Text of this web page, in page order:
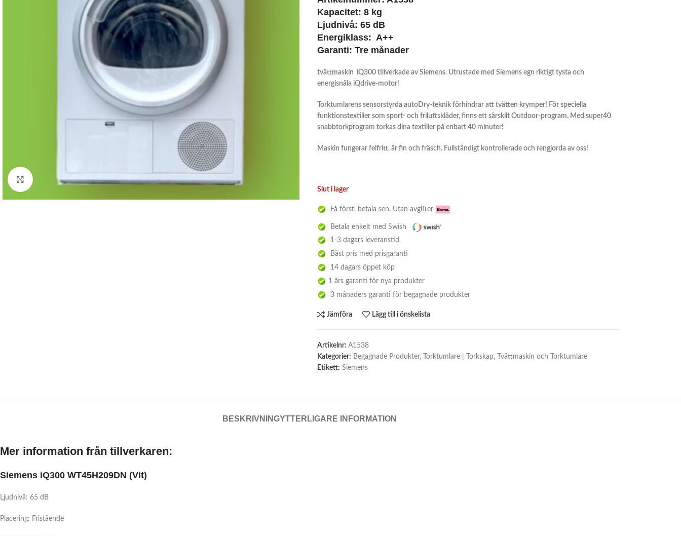
Click to enlarge
Kapacitet: 8 kg
Ljudnivå: 65 dB
Energiklass: A++
Garanti: Tre månader
tvättmaskin iQ300 tillverkade av Siemens. Utrustade med Siemens egn riktigt tysta och
energisnåla iQdrive-motor!
Torktumlarens sensorstyrda autoDry-teknik förhindrar att tvätten krymper! För speciella
funktionstextilier som sport- och friluftskläder, finns ett särskilt Outdoor-program. Med super40
snabbtorkprogram torkas dina textilier på enbart 40 minuter!
Maskin fungerar felfritt, är fin och fräsch. Fullständigt kontrollerade och rengjorda av oss!
Slut i lager
Få först, betala sen. Utan avgifter
Betala enkelt med Swish
1-3 dagars leveranstid
Bäst pris med prisgaranti
14 dagars öppet köp
1 års garanti för nya produkter
3 månaders garanti för begagnade produkter
Jämföra Lägg till i önskelista
Artikelnr: A1538
Kategorier: Begagnade Produkter, Torktumlare | Torkskap,
Tvättmaskin och Torktumlare
Etikett: Siemens
BESKRIVNINGYTTERLIGARE INFORMATION
Mer information från tillverkaren:
Siemens iQ300 WT45H209DN (Vit)
Ljudnivå: 65 dB
Placering: Fristående